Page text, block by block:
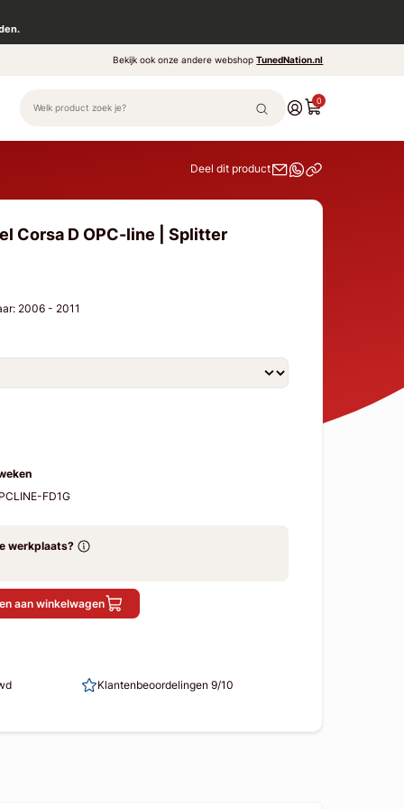
Bekijk ook onze andere webshopTunedNation.nl
0
Deel dit product
Corsa D OPC-line | Splitter
2006 - 2011
FD1G
werkplaats?
aan winkelwagen
Klantenbeoordelingen 9/10